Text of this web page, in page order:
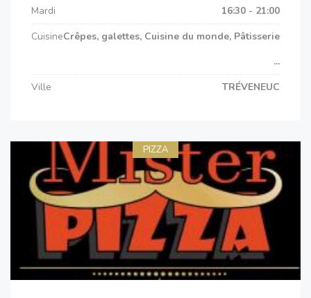
Mardi
16:30 - 21:00
CuisineCrêpes, galettes, Cuisine du monde, Pâtisserie
...
Ville
TRÉVENEUC
PIZZA